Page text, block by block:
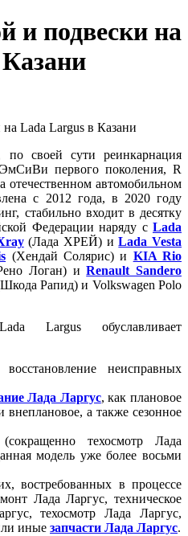
и подвески на
по своей сути реинкарнация
первого поколения, R
отечественном автомобильном
с 2012 года, в 2020 году
стабильно входит в десятку
Федерации наряду с Lada
(Лада ХРЕЙ) иLada Vesta
(Хендай Солярис) и KIA Rio
Логан) иRenault Sandero
Рапид) и Volkswagen Polo
Largus обуславливает
неисправных
Лада Ларгус, как плановое
а также сезонное
(сокращенно техосмотр Лада
модель уже более восьми
востребованных в процессе
Лада Ларгус, техническое
техосмотр Лада Ларгус,
иные запчасти Лада Ларгус.